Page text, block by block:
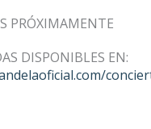
PRÓXIMAMENTE
DISPONIBLES EN: